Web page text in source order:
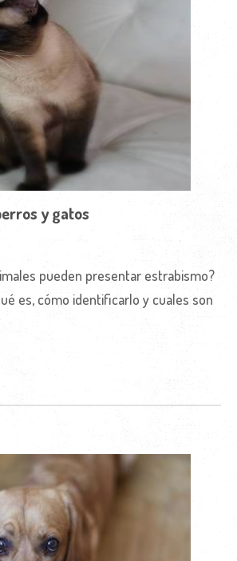
y gatos
pueden presentar estrabismo?
es, cómo identificarlo y cuales son